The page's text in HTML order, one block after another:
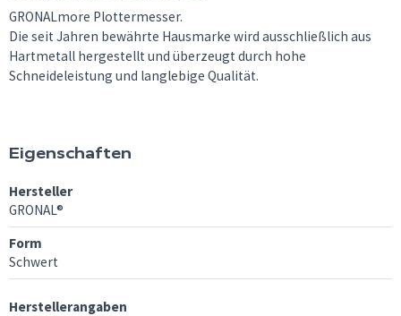
GRONALmore Plottermesser.
Die seit Jahren bewährte Hausmarke wird ausschließlich aus
Hartmetall hergestellt und überzeugt durch hohe
Schneideleistung und langlebige Qualität.
Eigenschaften
Hersteller
GRONAL®
Form
Schwert
Herstellerangaben